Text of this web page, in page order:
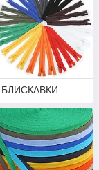
БЛИСКАВКИ